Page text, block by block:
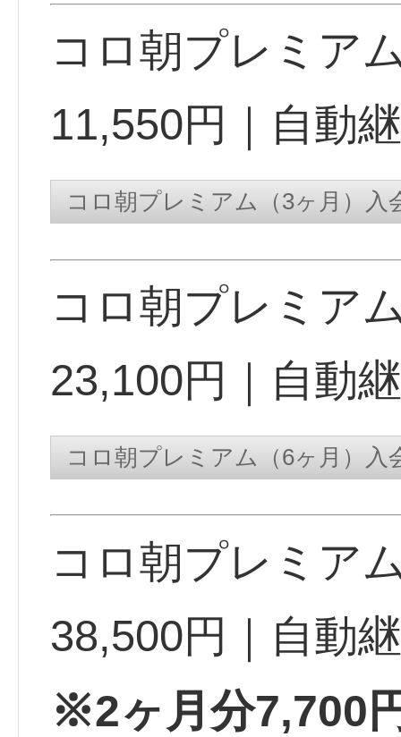
コロ朝プレミ
11,550円｜自動
コロ朝プレミ
23,100円｜自動
コロ朝プレミ
38,500円｜自動
※2ヶ月分7,700